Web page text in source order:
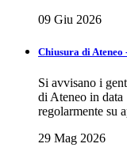
09 Giu 2026
Chiusura di Ateneo
Si avvisano i
di Ateneo in
regolarmente su
29 Mag 2026